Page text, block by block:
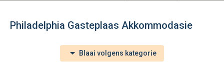
Philadelphia Gasteplaas Akkommodasie
Blaai volgens kategorie